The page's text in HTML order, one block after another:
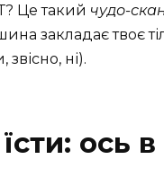
Це такий чудо-
закладає твоє
ні).
ось